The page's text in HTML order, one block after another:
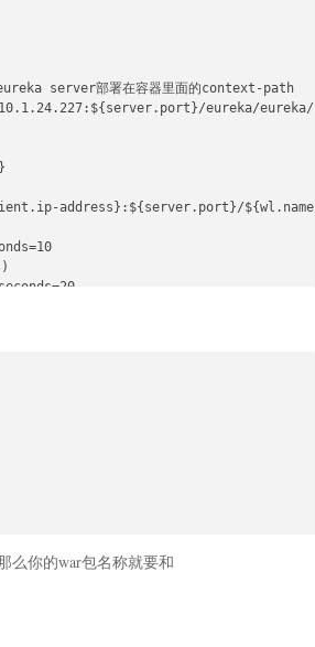
server部署在容器里面的context-path
eureka/eureka/
address}:${server.port}/${wl.name}
么你的war包名称就要和